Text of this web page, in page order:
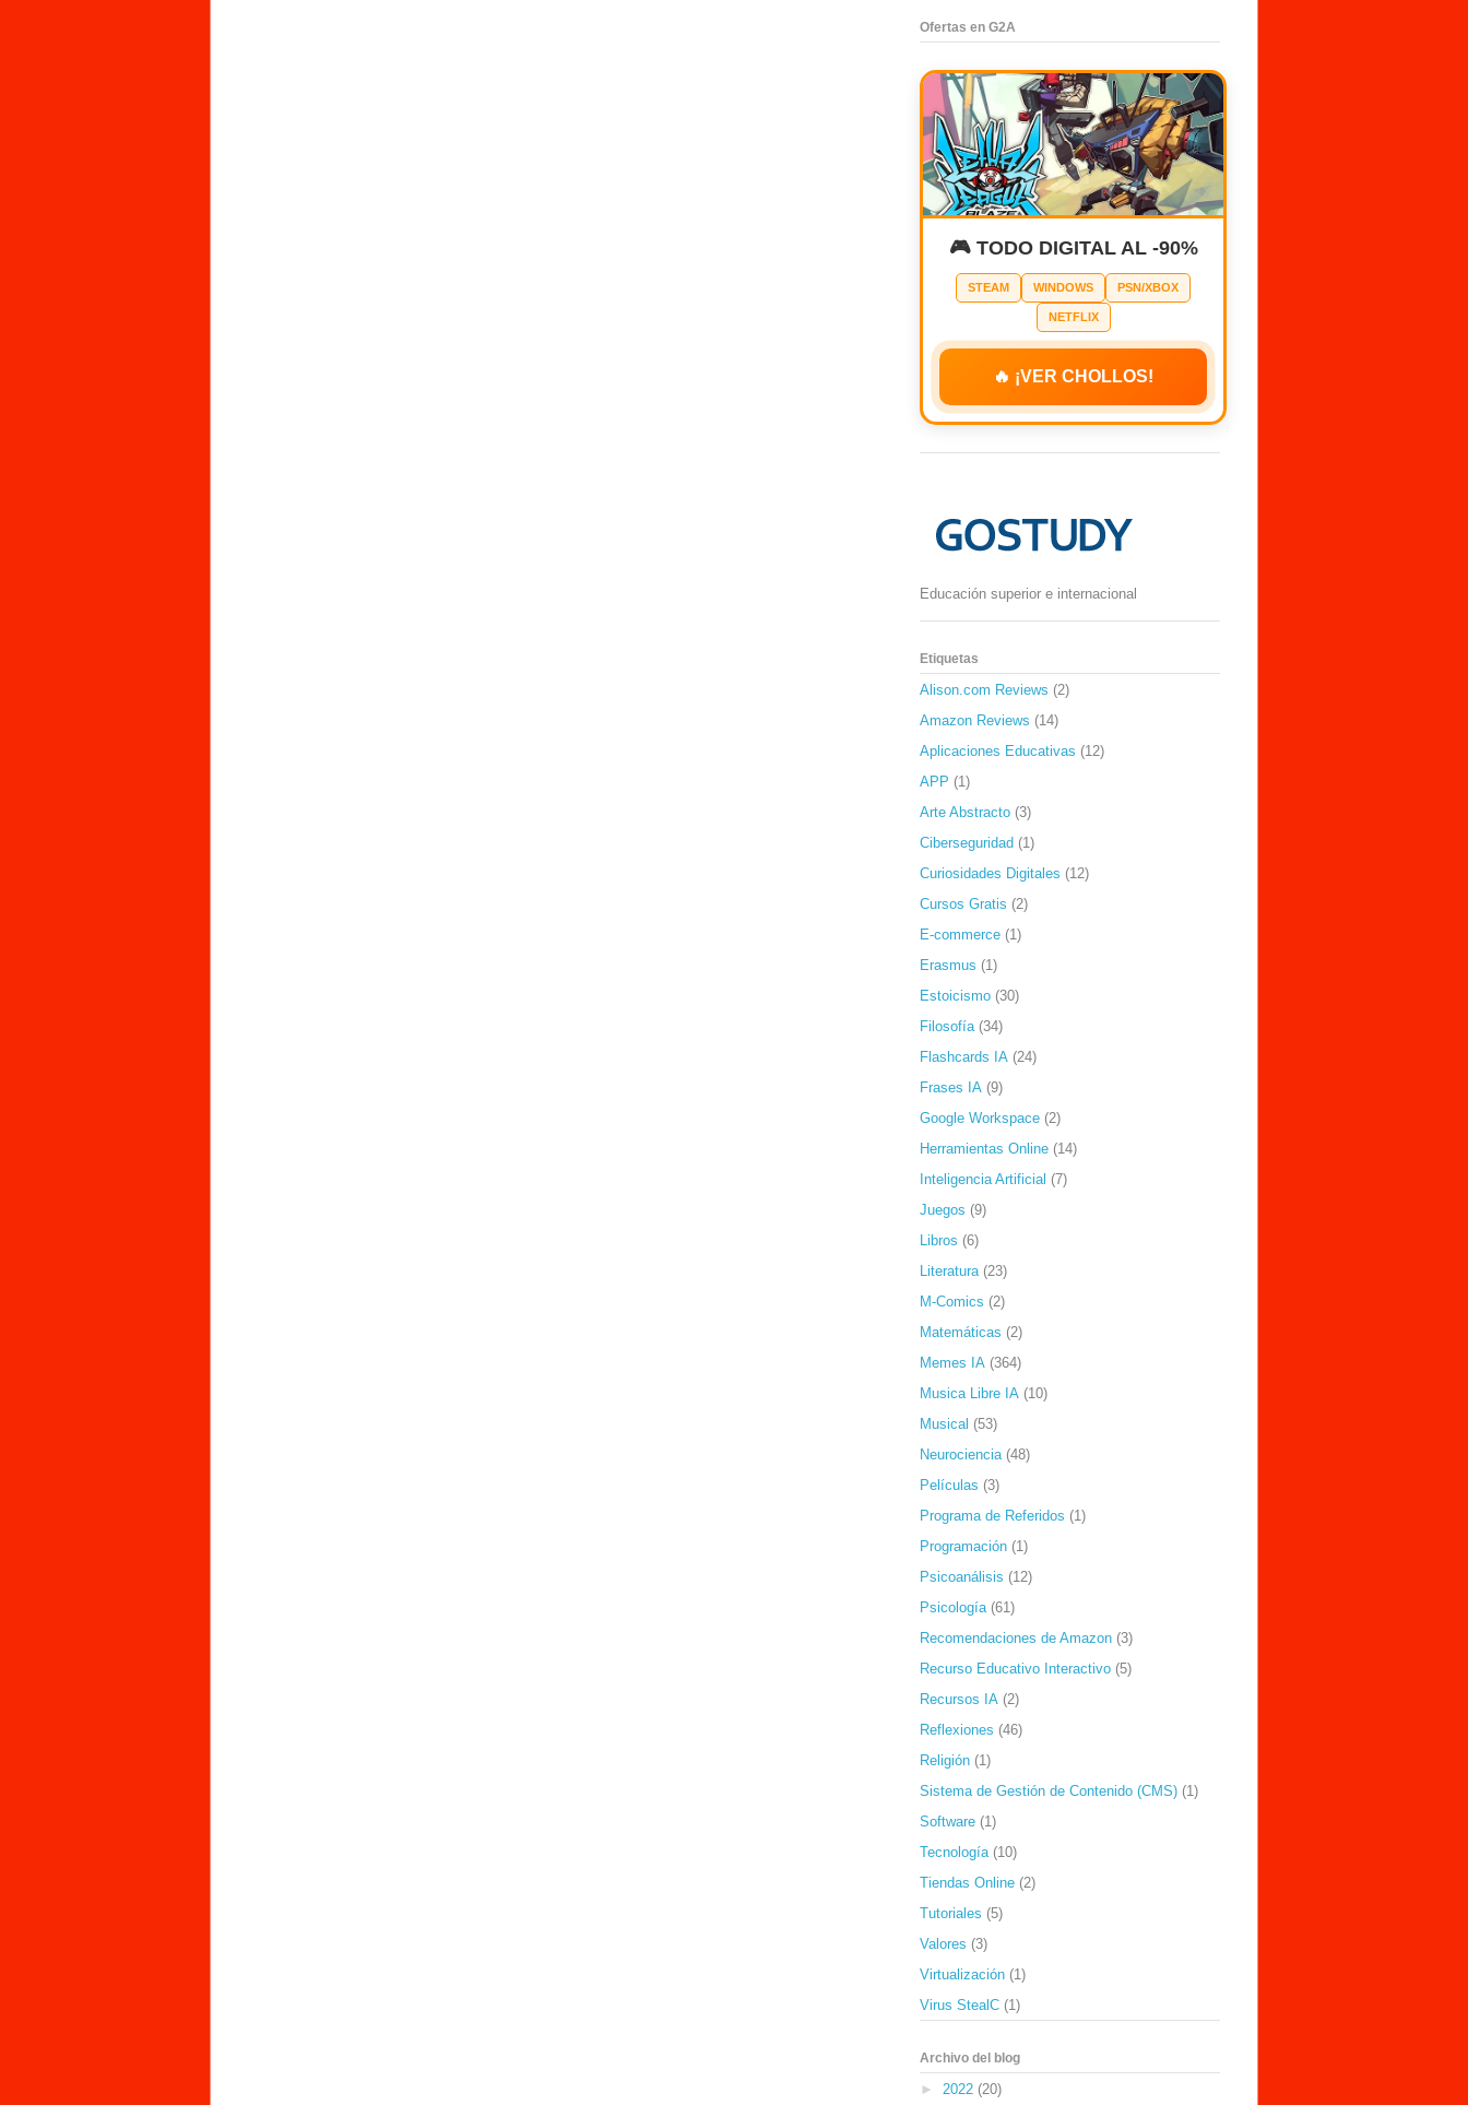
Ofertas en G2A
🎮 TODO DIGITAL AL -90%
STEAM WINDOWS PSN/XBOX
NETFLIX
🔥 ¡VER CHOLLOS!
Educación superior e internacional
Etiquetas
Alison.com Reviews (2)
Amazon Reviews (14)
Aplicaciones Educativas (12)
APP (1)
Arte Abstracto (3)
Ciberseguridad (1)
Curiosidades Digitales (12)
Cursos Gratis (2)
E-commerce (1)
Erasmus (1)
Estoicismo (30)
Filosofía (34)
Flashcards IA (24)
Frases IA (9)
Google Workspace (2)
Herramientas Online (14)
Inteligencia Artificial (7)
Juegos (9)
Libros (6)
Literatura (23)
M-Comics (2)
Matemáticas (2)
Memes IA (364)
Musica Libre IA (10)
Musical (53)
Neurociencia (48)
Películas (3)
Programa de Referidos (1)
Programación (1)
Psicoanálisis (12)
Psicología (61)
Recomendaciones de Amazon (3)
Recurso Educativo Interactivo (5)
Recursos IA (2)
Reflexiones (46)
Religión (1)
Sistema de Gestión de Contenido (CMS) (1)
Software (1)
Tecnología (10)
Tiendas Online (2)
Tutoriales (5)
Valores (3)
Virtualización (1)
Virus StealC (1)
Archivo del blog
► 2022 (20)